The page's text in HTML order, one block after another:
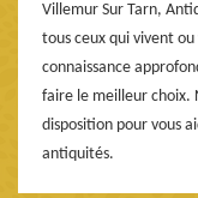
Villemur Sur Tarn,
tous ceux qui vivent
connaissance
faire le meilleur choix.
disposition pour vous
antiquités.